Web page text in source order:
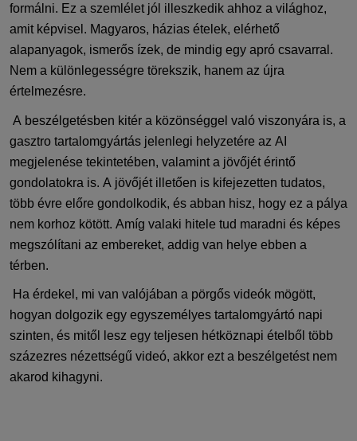
formálni. Ez a szemlélet jól illeszkedik ahhoz a világhoz,
amit képvisel. Magyaros, házias ételek, elérhető
alapanyagok, ismerős ízek, de mindig egy apró csavarral.
Nem a különlegességre törekszik, hanem az újra
értelmezésre.
A beszélgetésben kitér a közönséggel való viszonyára is, a
gasztro tartalomgyártás jelenlegi helyzetére az AI
megjelenése tekintetében, valamint a jövőjét érintő
gondolatokra is. A jövőjét illetően is kifejezetten tudatos,
több évre előre gondolkodik, és abban hisz, hogy ez a pálya
nem korhoz kötött. Amíg valaki hitele tud maradni és képes
megszólítani az embereket, addig van helye ebben a
térben.
Ha érdekel, mi van valójában a pörgős videók mögött,
hogyan dolgozik egy egyszemélyes tartalomgyártó napi
szinten, és mitől lesz egy teljesen hétköznapi ételből több
százezres nézettségű videó, akkor ezt a beszélgetést nem
akarod kihagyni.